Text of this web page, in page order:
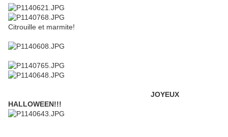
Citrouille et marmite!
JOYEUX
HALLOWEEN!!!